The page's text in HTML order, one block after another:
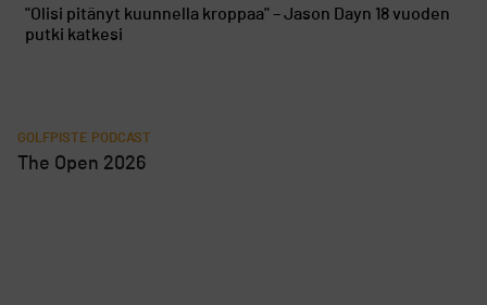
"Olisi pitänyt kuunnella kroppaa" – Jason Dayn 18 vuoden
putki katkesi
GOLFPISTE PODCAST
The Open 2026